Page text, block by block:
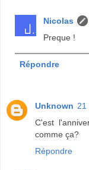
Nicolas
Preque !
Répondre
Unknown 21
C'est
comme ça?
Répondre